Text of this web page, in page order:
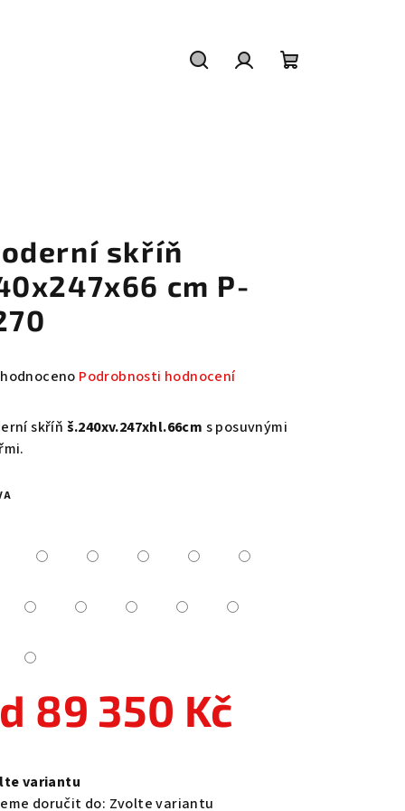
skříň
cm P-
Podrobnosti hodnocení
skříň š.240xv.247xhl.66cm s posuvnými
89 350 Kč
variantu
doručit do: Zvolte variantu